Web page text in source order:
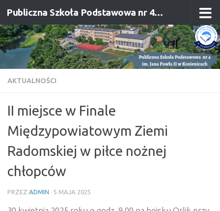
Przejdź do treści Publiczna Szkoła Podstawowa nr 4 im. Jana Pawła II w Kozienicach
AKTUALNOŚCI
II miejsce w Finale
Międzypowiatowym Ziemi
Radomskiej w piłce nożnej
chłopców
PRZEZ ADMIN · 5 MAJA 2025